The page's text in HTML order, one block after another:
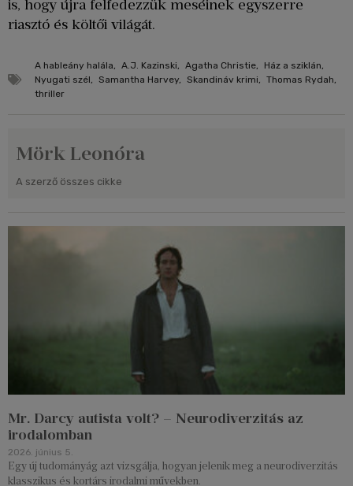
is, hogy újra felfedezzük meséinek egyszerre
riasztó és költői világát.
A hableány halála, A.J. Kazinski, Agatha Christie, Ház a sziklán,
Nyugati szél, Samantha Harvey, Skandináv krimi, Thomas Rydah,
thriller
Mörk Leonóra
A szerző összes cikke
Mr. Darcy autista volt? – Neurodiverzitás az
irodalomban
2026. június 5.
Egy új tudományág azt vizsgálja, hogyan jelenik meg a neurodiverzitás
klasszikus és kortárs irodalmi művekben.